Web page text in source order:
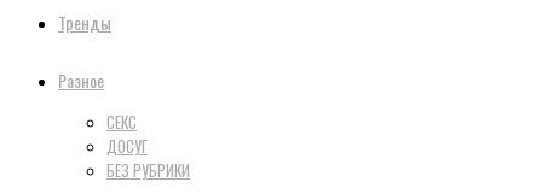
Тренды
Разное
СЕКС
ДОСУГ
БЕЗ РУБРИКИ